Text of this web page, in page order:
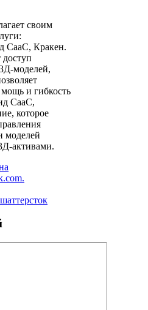
своим
СааС, Кракен.
моделей,
мощь и гибкость
СааС,
которое
моделей
активами.
шаттерсток